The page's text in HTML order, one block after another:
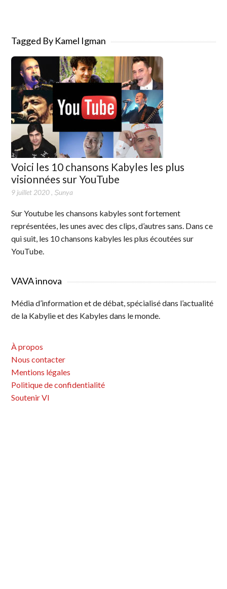
Tagged By Kamel Igman
Voici les 10 chansons Kabyles les plus
visionnées sur YouTube
9 juillet 2020,Ṣunya
Sur Youtube les chansons kabyles sont fortement
représentées, les unes avec des clips, d’autres sans. Dans ce
qui suit, les 10 chansons kabyles les plus écoutées sur
YouTube.
VAVA innova
Média d’information et de débat, spécialisé dans l’actualité
de la Kabylie et des Kabyles dans le monde.
À propos
Nous contacter
Mentions légales
Politique de confidentialité
Soutenir VI